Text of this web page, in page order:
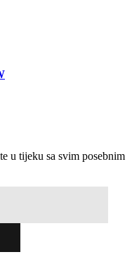
u tijeku sa svim posebnim